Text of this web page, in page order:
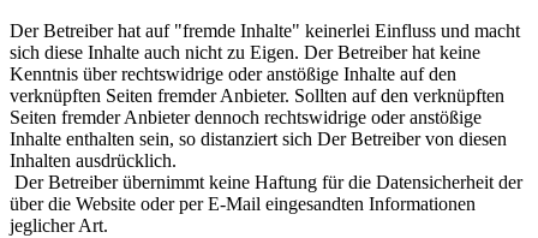
Der Betreiber hat auf "fremde Inhalte" keinerlei Einfluss und macht
sich diese Inhalte auch nicht zu Eigen. Der Betreiber hat keine
Kenntnis über rechtswidrige oder anstößige Inhalte auf den
verknüpften Seiten fremder Anbieter. Sollten auf den verknüpften
Seiten fremder Anbieter dennoch rechtswidrige oder anstößige
Inhalte enthalten sein, so distanziert sich Der Betreiber von diesen
Inhalten ausdrücklich.
Der Betreiber übernimmt keine Haftung für die Datensicherheit der
über die Website oder per E-Mail eingesandten Informationen
jeglicher Art.